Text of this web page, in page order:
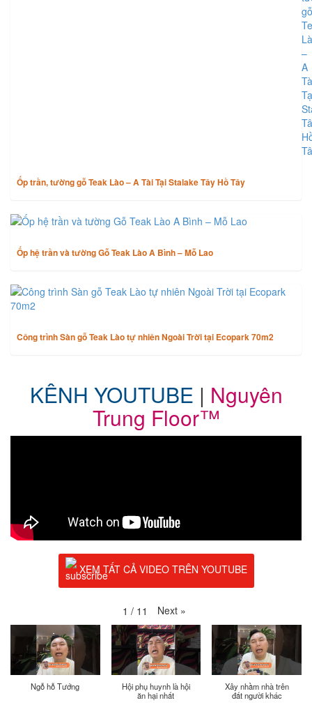
Ốp trần, tường gỗ Teak Lào – A Tài Tại Stalake Tây Hồ Tây
Ốp hệ trần và tường Gỗ Teak Lào A Bình – Mỗ Lao
Công trình Sàn gỗ Teak Lào tự nhiên Ngoài Trời tại Ecopark 70m2
KÊNH YOUTUBE | Nguyên
Trung Floor™
XEM TẤT CẢ VIDEO TRÊN YOUTUBE
1 / 11 Next »
Ngỗ hỗ Tướng
Hội phụ huynh là hội
ăn hại nhất
Xây nhầm nhà trên
đất người khác